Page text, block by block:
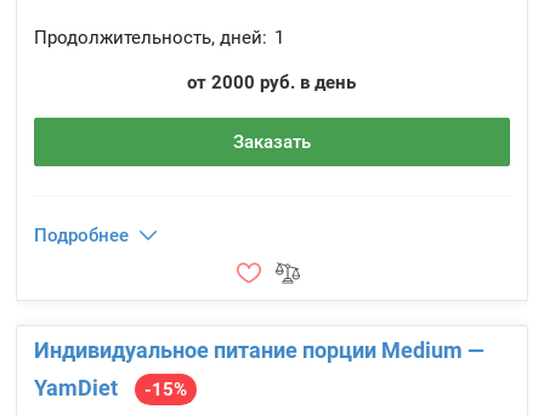
Продолжительность, дней: 1
от 2000 руб. в день
Заказать
Подробнее
Индивидуальное питание порции Medium —
YamDiet
-15%